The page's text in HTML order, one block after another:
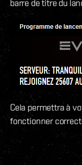
barre de titre du
Cela permettra à
fonctionner